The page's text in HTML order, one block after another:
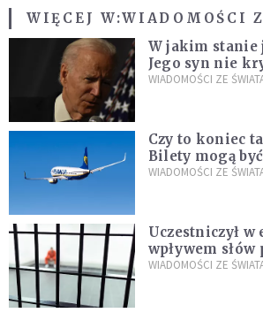
WIĘCEJ W:WIADOMOŚCI
W jakim stanie
Jego syn nie
WIADOMOŚCI ZE
Czy to koniec
Bilety mogą
WIADOMOŚCI ZE
Uczestniczył w
wpływem
zdanie
WIADOMOŚCI ZE